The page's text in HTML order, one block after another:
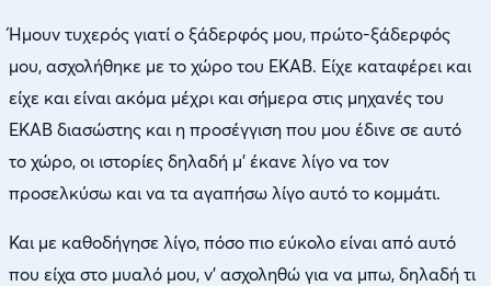
Ήμουν τυχερός γιατί ο ξάδερφός μου, πρώτο-ξάδερφός
μου, ασχολήθηκε με το χώρο του ΕΚΑΒ. Είχε καταφέρει και
είχε και είναι ακόμα μέχρι και σήμερα στις μηχανές του
ΕΚΑΒ διασώστης και η προσέγγιση που μου έδινε σε αυτό
το χώρο, οι ιστορίες δηλαδή μ’ έκανε λίγο να τον
προσελκύσω και να τα αγαπήσω λίγο αυτό το κομμάτι.
Και με καθοδήγησε λίγο, πόσο πιο εύκολο είναι από αυτό
που είχα στο μυαλό μου, ν’ ασχοληθώ για να μπω, δηλαδή τι